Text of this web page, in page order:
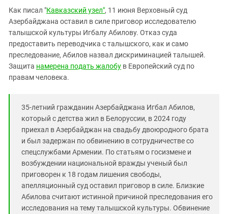
ЮФО
Как писал "Кавказский узел", 11 июня Верховный суд
Азербайджана оставил в силе приговор исследователю
талышской культуры Игбалу Абилову. Отказ суда
предоставить переводчика с талышского, как и само
преследование, Абилов назвал дискриминацией талышей.
Защита намерена подать жалобу в Европейский суд по
правам человека.
35-летний гражданин Азербайджана Игбал Абилов,
который с детства жил в Белоруссии, в 2024 году
приехал в Азербайджан на свадьбу двоюродного брата
и был задержан по обвинению в сотрудничестве со
спецслужбами Армении. По статьям о госизмене и
возбуждении национальной вражды ученый был
приговорен к 18 годам лишения свободы,
апелляционный суд оставил приговор в силе. Близкие
Абилова считают истинной причиной преследования его
исследования на тему талышской культуры. Обвинение